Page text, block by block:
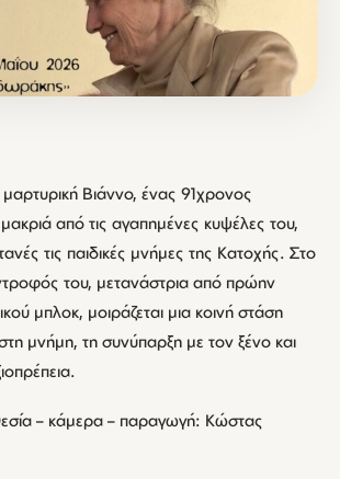
Βιάννο, ένας 91χρονος
από τις αγαπημένες κυψέλες του,
τις παιδικές μνήμες της Κατοχής. Στο
του, μετανάστρια από πρώην
μπλοκ, μοιράζεται μια κοινή στάση
μνήμη, τη συνύπαρξη με τον ξένο και
– κάμερα – παραγωγή: Κώστας